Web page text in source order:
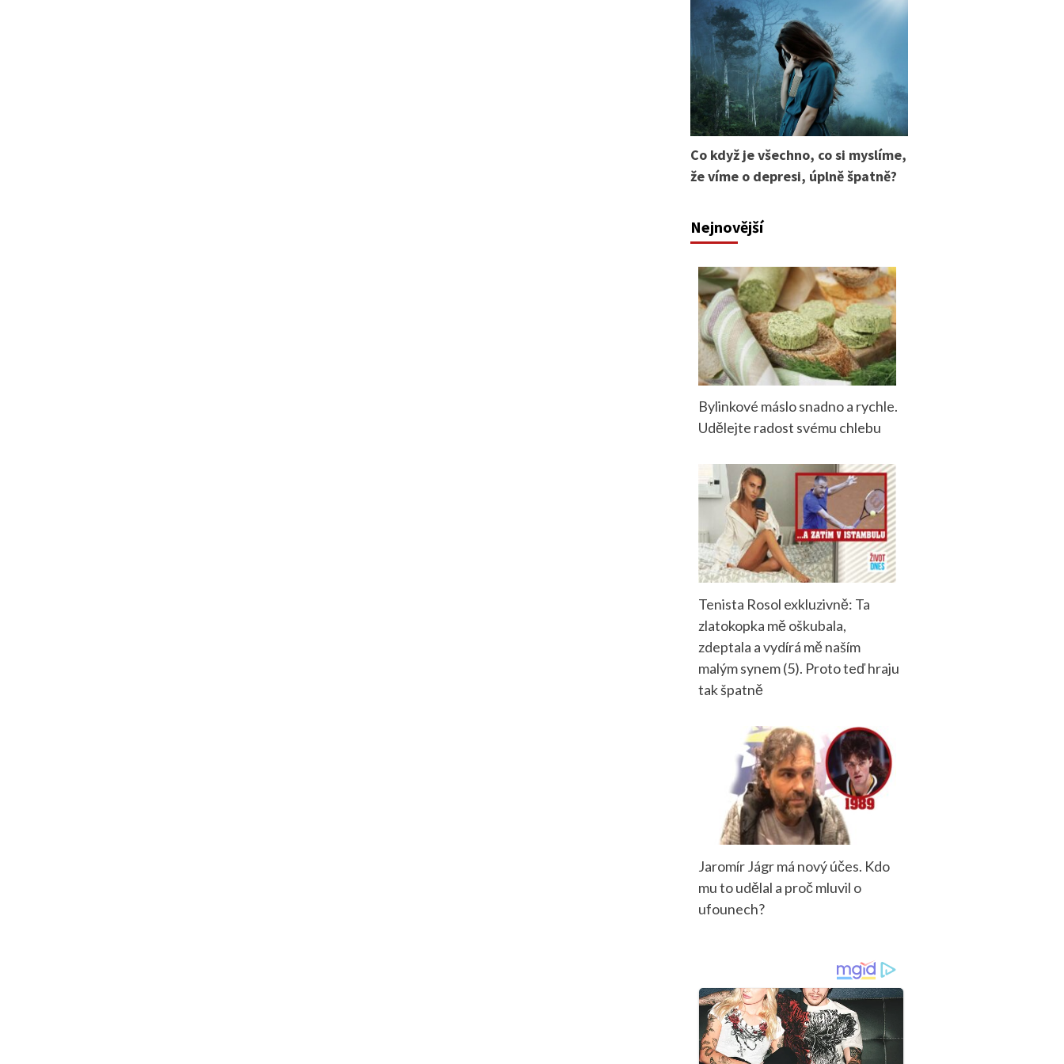
Co když je všechno, co si myslíme,
že víme o depresi, úplně špatně?
Nejnovější
Bylinkové máslo snadno a rychle.
Udělejte radost svému chlebu
Tenista Rosol exkluzivně: Ta
zlatokopka mě oškubala,
zdeptala a vydírá mě naším
malým synem (5). Proto teď hraju
tak špatně
Jaromír Jágr má nový účes. Kdo
mu to udělal a proč mluvil o
ufounech?